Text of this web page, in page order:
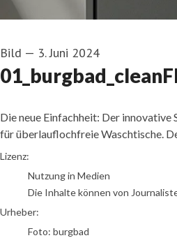
Bild — 3. Juni 2024
Die neue Einfachheit: Der
für überlauflochfreie Waschtische.
Foto: burgbad
Lizenz:
Nutzung in Medien
Die Inhalte können von
Urheber:
Foto: burgbad